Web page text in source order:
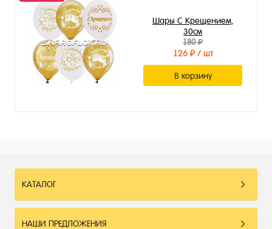
Шары С Крещением,
30см
180 ₽
126 ₽/ шт
В корзину
КАТАЛОГ
НАШИ ПРЕДЛОЖЕНИЯ